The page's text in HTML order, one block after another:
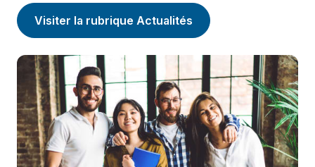
Visiter la rubrique Actualités